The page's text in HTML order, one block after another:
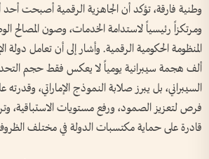
وطنية فارقة، تؤكد أن الجاهزية الرقمية أصبحت أحد
ومرتكزاً رئيسياً لاستدامة الخدمات، وصون المصالح
ألف هجمة سيبرانية يومياً لا يعكس فقط حجم
السيبراني، بل يبرز صلابة النموذج الإماراتي،
فرص لتعزيز الصمود، ورفع مستويات الاستباقية،
قادرة على حماية مكتسبات الدولة في مختلف